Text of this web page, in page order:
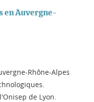
en Auvergne-
Rhône-Alpes
de Lyon.